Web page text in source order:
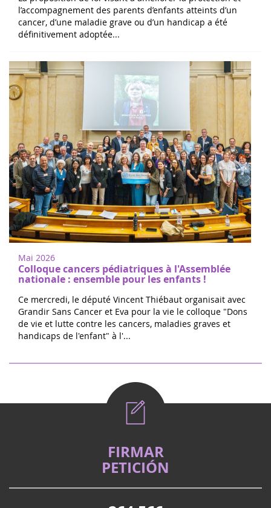
l’accompagnement des parents d’enfants atteints d’un
cancer, d’une maladie grave ou d’un handicap a été
définitivement adoptée...
Mai 2026
Colloque cancers pédiatriques à l'Assemblée
nationale : ensemble pour les enfants !
Ce mercredi, le député Vincent Thiébaut organisait avec
Grandir Sans Cancer et Eva pour la vie le colloque "Dons
de vie et lutte contre les cancers, maladies graves et
handicaps de l'enfant" à l'...
FIRMAR
PETICIÓN